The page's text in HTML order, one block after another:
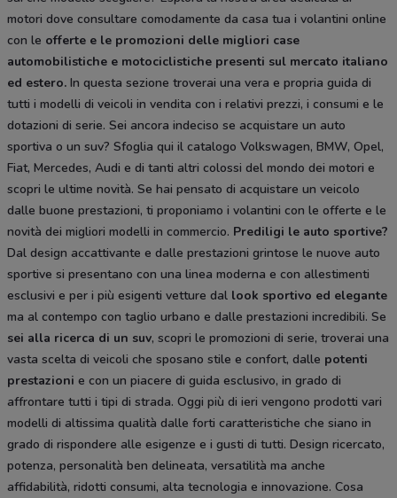
motori dove consultare comodamente da casa tua i volantini online
con le offerte e le promozioni delle migliori case
automobilistiche e motociclistiche presenti sul mercato italiano
ed estero. In questa sezione troverai una vera e propria guida di
tutti i modelli di veicoli in vendita con i relativi prezzi, i consumi e le
dotazioni di serie. Sei ancora indeciso se acquistare un auto
sportiva o un suv? Sfoglia qui il catalogo Volkswagen, BMW, Opel,
Fiat, Mercedes, Audi e di tanti altri colossi del mondo dei motori e
scopri le ultime novità. Se hai pensato di acquistare un veicolo
dalle buone prestazioni, ti proponiamo i volantini con le offerte e le
novità dei migliori modelli in commercio. Prediligi le auto sportive?
Dal design accattivante e dalle prestazioni grintose le nuove auto
sportive si presentano con una linea moderna e con allestimenti
esclusivi e per i più esigenti vetture dal look sportivo ed elegante
ma al contempo con taglio urbano e dalle prestazioni incredibili. Se
sei alla ricerca di un suv, scopri le promozioni di serie, troverai una
vasta scelta di veicoli che sposano stile e confort, dalle potenti
prestazioni e con un piacere di guida esclusivo, in grado di
affrontare tutti i tipi di strada. Oggi più di ieri vengono prodotti vari
modelli di altissima qualità dalle forti caratteristiche che siano in
grado di rispondere alle esigenze e i gusti di tutti. Design ricercato,
potenza, personalità ben delineata, versatilità ma anche
affidabilità, ridotti consumi, alta tecnologia e innovazione. Cosa